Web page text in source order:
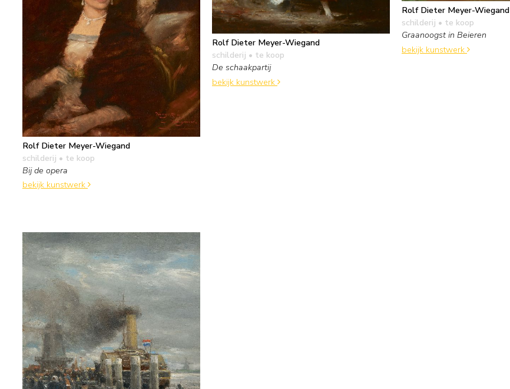
Rolf Dieter Meyer-Wiegand
schilderij • te koop
Bij de opera
bekijk kunstwerk
Rolf Dieter Meyer-Wiegand
schilderij • te koop
De schaakpartij
bekijk kunstwerk
Rolf Dieter Meyer-Wiegand
schilderij • te koop
Graanoogst in Beieren
bekijk kunstwerk